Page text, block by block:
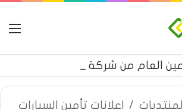
المنتديات /
اعلانات تأمين السيارات